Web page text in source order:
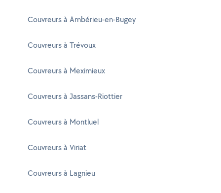
Couvreurs à Ambérieu-en-Bugey
Couvreurs à Trévoux
Couvreurs à Meximieux
Couvreurs à Jassans-Riottier
Couvreurs à Montluel
Couvreurs à Viriat
Couvreurs à Lagnieu